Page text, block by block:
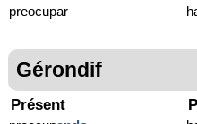
preocupar
Gérondif
Présent